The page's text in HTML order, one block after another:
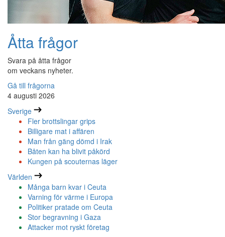
Åtta frågor
Svara på åtta frågor
om veckans nyheter.
Gå till frågorna
4 augusti 2026
Sverige
Fler brottslingar grips
Billigare mat i affären
Man från gäng dömd i Irak
Båten kan ha blivit påkörd
Kungen på scouternas läger
Världen
Många barn kvar i Ceuta
Varning för värme i Europa
Politiker pratade om Ceuta
Stor begravning i Gaza
Attacker mot ryskt företag